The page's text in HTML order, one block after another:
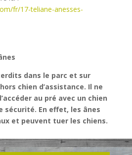
fr/17-teliane-anesses-
dans le parc et sur
chien d’assistance. Il ne
au pré avec un chien
sécurité. En effet, les ânes
et peuvent tuer les chiens.